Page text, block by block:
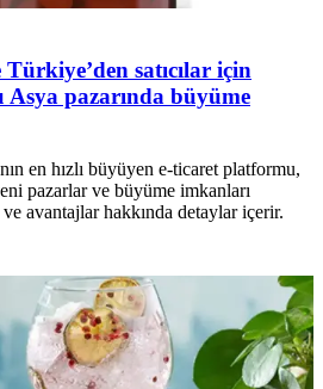
satıcılar için
pazarında büyüme
en hızlı büyüyen e-ticaret platformu,
pazarlar ve büyüme imkanları
avantajlar hakkında detaylar içerir.